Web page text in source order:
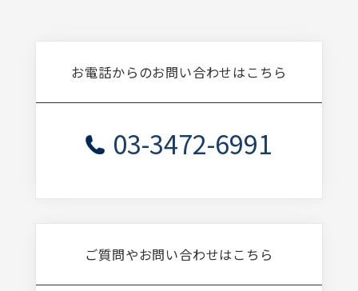
お電話からのお問い合わせはこちら
03-3472-6991
ご質問やお問い合わせはこちら